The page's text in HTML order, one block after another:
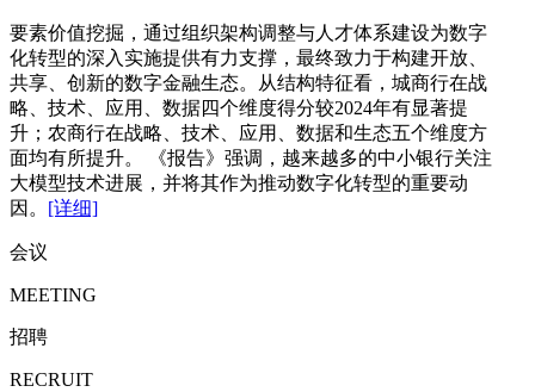
要素价值挖掘，通过组织架构调整与人才体系建设为数字
化转型的深入实施提供有力支撑，最终致力于构建开放、
共享、创新的数字金融生态。从结构特征看，城商行在战
略、技术、应用、数据四个维度得分较2024年有显著提
升；农商行在战略、技术、应用、数据和生态五个维度方
面均有所提升。 《报告》强调，越来越多的中小银行关注
大模型技术进展，并将其作为推动数字化转型的重要动
因。 [详细]
会议
MEETING
招聘
RECRUIT